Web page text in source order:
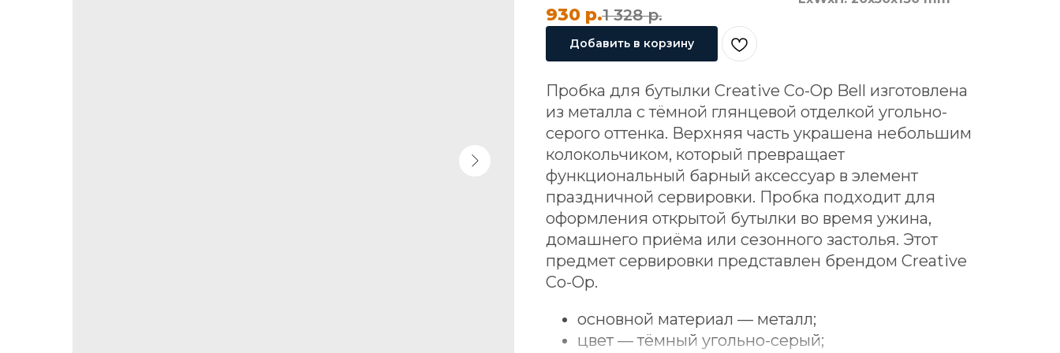
930 р.1 328 р.
Добавить в корзину
Пробка для бутылки Creative Co-Op Bell изготовлена
из металла с тёмной глянцевой отделкой угольно-
серого оттенка. Верхняя часть украшена небольшим
колокольчиком, который превращает
функциональный барный аксессуар в элемент
праздничной сервировки. Пробка подходит для
оформления открытой бутылки во время ужина,
домашнего приёма или сезонного застолья. Этот
предмет сервировки представлен брендом Creative
Co-Op.
основной материал — металл;
цвет — тёмный угольно-серый;